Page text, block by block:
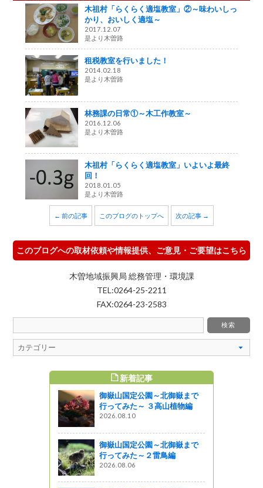
木祖村「らくらく適塩教室」②～味わいしっ
かり、おいしく適塩～
2017.12.07
是より木曽路
租税教室を行いました！
2014.02.18
是より木曽路
林務課の日常①～木工作教室～
2016.12.06
是より木曽路
木祖村「らくらく適塩教室」いよいよ最終
回！
2018.01.05
是より木曽路
← 前の記事 このブログのトップへ 次の記事 →
このブログへの取材依頼や情報提供、ご意見・ご要望はこちら
木曽地域振興局 総務管理・環境課
TEL:0264-25-2211
FAX:0264-23-2583
新着記事
御嶽山国定公園～北御嶽まで
行ってみた～ ３高山植物編
2026.08.10
御嶽山国定公園～北御嶽まで
行ってみた～２雷鳥編
2026.08.06